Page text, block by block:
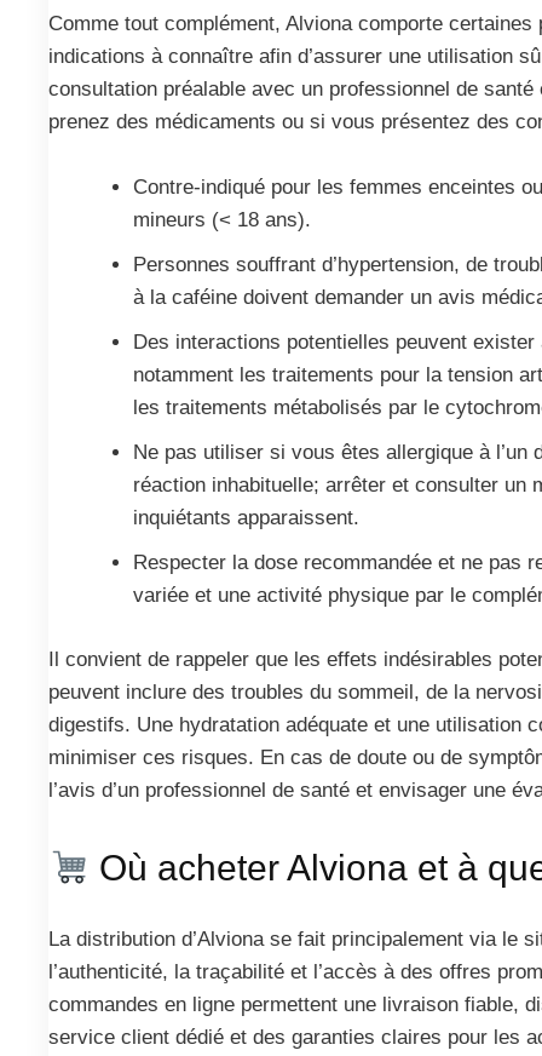
Comme tout complément, Alviona comporte
indications à connaître afin d’assurer une utilisation
consultation préalable avec un professionnel de
prenez des médicaments ou si vous présentez des
Contre-indiqué pour les femmes enceintes
mineurs (< 18 ans).
Personnes souffrant d’hypertension, de
à la caféine doivent demander un avis
Des interactions potentielles peuvent
notamment les traitements pour la tension
les traitements métabolisés par le
Ne pas utiliser si vous êtes allergique à l’un
réaction inhabituelle; arrêter et consulter un
inquiétants apparaissent.
Respecter la dose recommandée et ne pas
variée et une activité physique par le
Il convient de rappeler que les effets indésirables
peuvent inclure des troubles du sommeil, de la
digestifs. Une hydratation adéquate et une utilisation
minimiser ces risques. En cas de doute ou de
l’avis d’un professionnel de santé et envisager une
Où acheter Alviona et à
La distribution d’Alviona se fait principalement via le
l’authenticité, la traçabilité et l’accès à des offres
commandes en ligne permettent une livraison fiable,
service client dédié et des garanties claires pour les